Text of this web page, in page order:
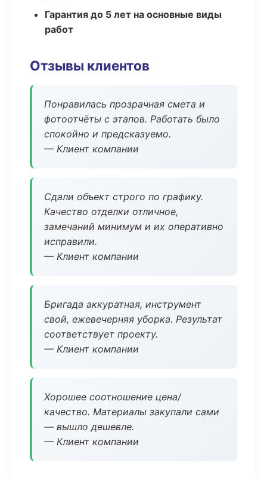
Гарантия до 5 лет на основные виды
работ
Отзывы клиентов
Понравилась прозрачная смета и
фотоотчёты с этапов. Работать было
спокойно и предсказуемо.
— Клиент компании
Сдали объект строго по графику.
Качество отделки отличное,
замечаний минимум и их оперативно
исправили.
— Клиент компании
Бригада аккуратная, инструмент
свой, ежевечерняя уборка. Результат
соответствует проекту.
— Клиент компании
Хорошее соотношение цена/
качество. Материалы закупали сами
— вышло дешевле.
— Клиент компании